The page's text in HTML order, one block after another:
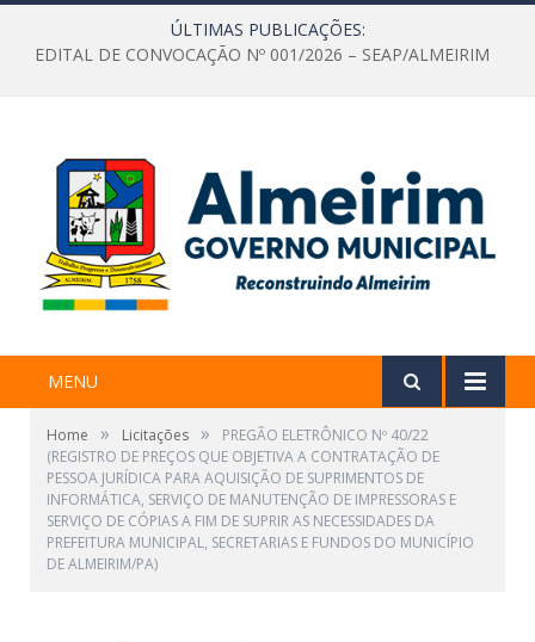
ÚLTIMAS PUBLICAÇÕES:
EDITAL DE CONVOCAÇÃO Nº 001/2026 – SEAP/ALMEIRIM
MENU
Home » Licitações »
PREGÃO ELETRÔNICO Nº 40/22
(REGISTRO DE PREÇOS QUE OBJETIVA A CONTRATAÇÃO DE
PESSOA JURÍDICA PARA AQUISIÇÃO DE SUPRIMENTOS DE
INFORMÁTICA, SERVIÇO DE MANUTENÇÃO DE IMPRESSORAS E
SERVIÇO DE CÓPIAS A FIM DE SUPRIR AS NECESSIDADES DA
PREFEITURA MUNICIPAL, SECRETARIAS E FUNDOS DO MUNICÍPIO
DE ALMEIRIM/PA)